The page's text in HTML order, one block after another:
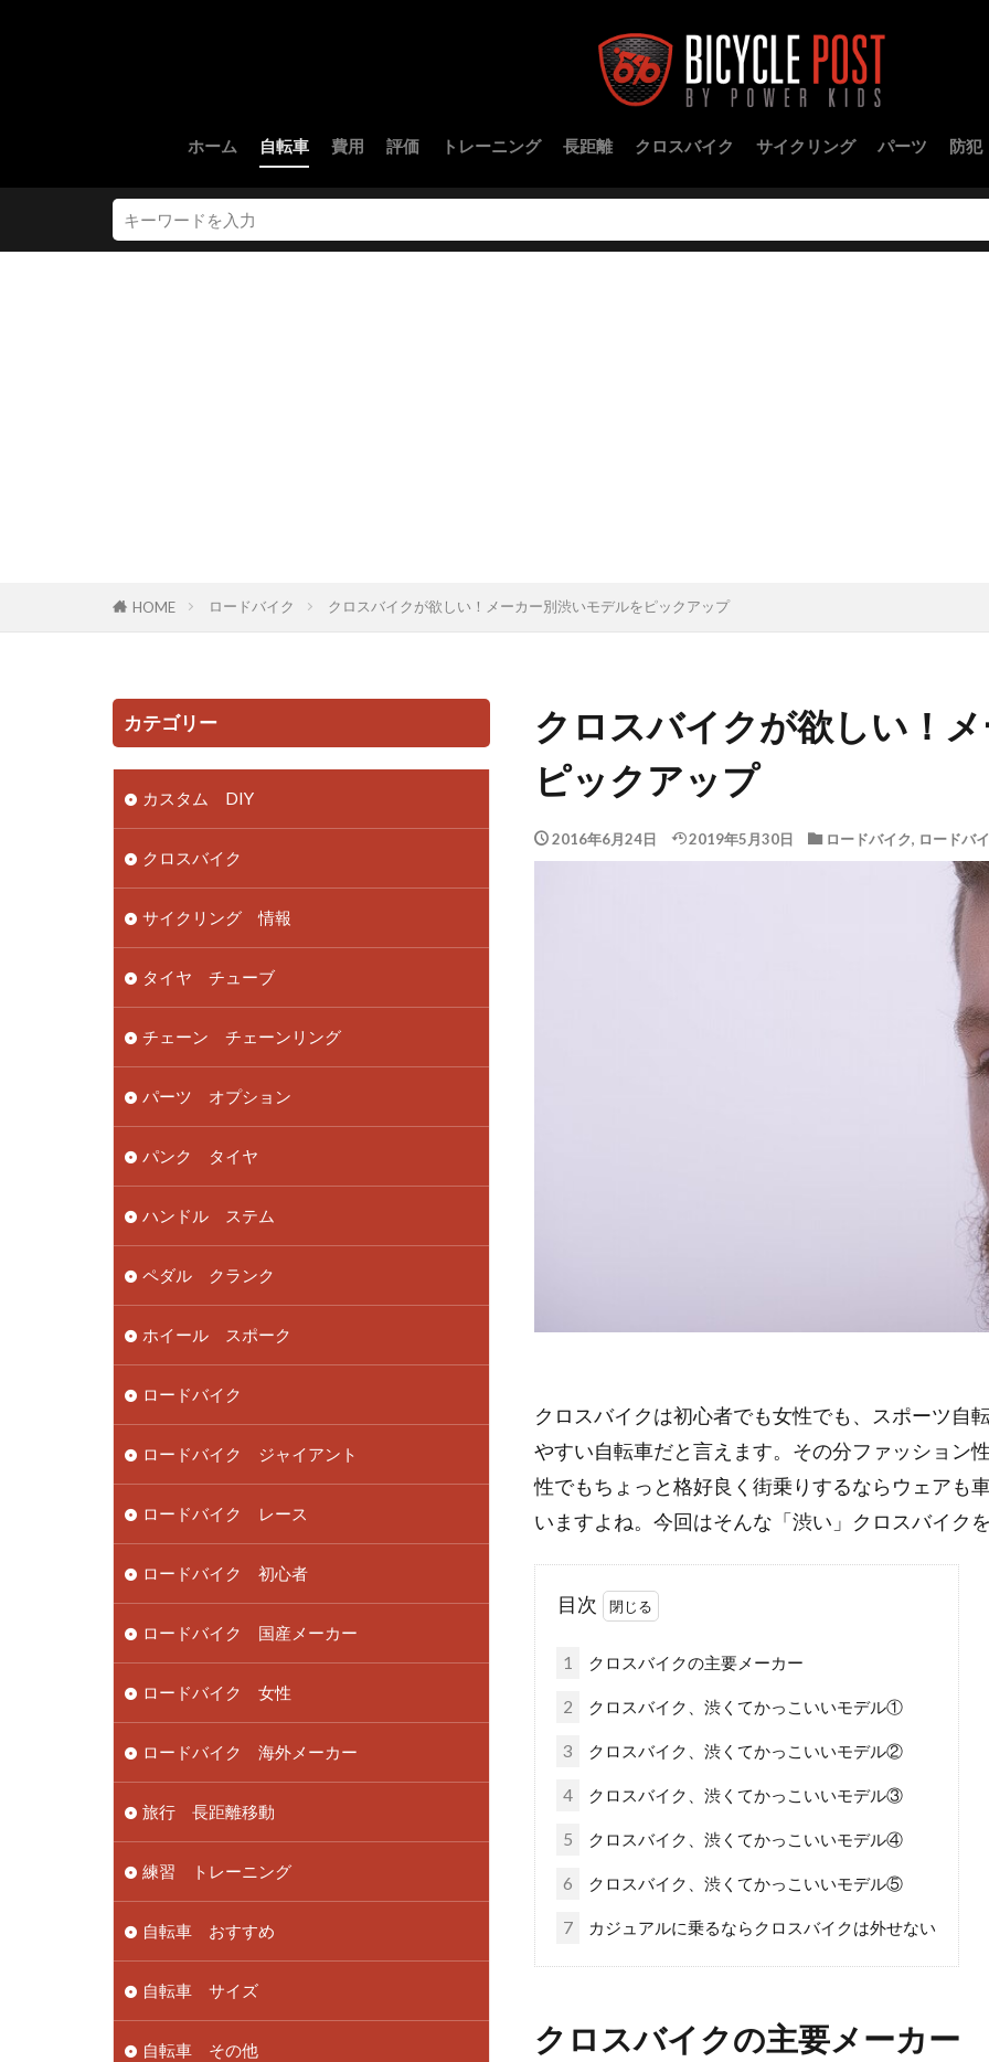
ホーム 自転車 費用 評価 トレーニング 長距離 クロスバイク サイクリング パーツ 防犯
HOME ロードバイク クロスバイクが欲しい！メーカー別渋いモデルをピックアップ
クロスバイクが欲しい！
ピックアップ
2016年6月24日 2019年5月30日 ロードバイク, ロードバ
クロスバイクは初心者でも女性でも、スポーツ自
やすい自転車だと言えます。その分ファッション
性でもちょっと格好良く街乗りするならウェアも
いますよね。今回はそんな「渋い」クロスバイク
目次
1 クロスバイクの主要メーカー
2 クロスバイク、渋くてかっこいいモデル①
3 クロスバイク、渋くてかっこいいモデル②
4 クロスバイク、渋くてかっこいいモデル③
5 クロスバイク、渋くてかっこいいモデル④
6 クロスバイク、渋くてかっこいいモデル⑤
7 カジュアルに乗るならクロスバイクは外せない
クロスバイクの主要メーカー
カテゴリー
カスタム DIY
クロスバイク
サイクリング 情報
タイヤ チューブ
チェーン チェーンリング
パーツ オプション
パンク タイヤ
ハンドル ステム
ペダル クランク
ホイール スポーク
ロードバイク
ロードバイク ジャイアント
ロードバイク レース
ロードバイク 初心者
ロードバイク 国産メーカー
ロードバイク 女性
ロードバイク 海外メーカー
旅行 長距離移動
練習 トレーニング
自転車 おすすめ
自転車 サイズ
自転車 その他